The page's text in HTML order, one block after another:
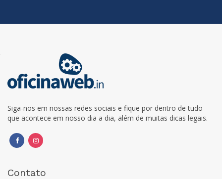
Siga-nos em nossas redes sociais e fique por dentro de tudo
que acontece em nosso dia a dia, além de muitas dicas legais.
Contato